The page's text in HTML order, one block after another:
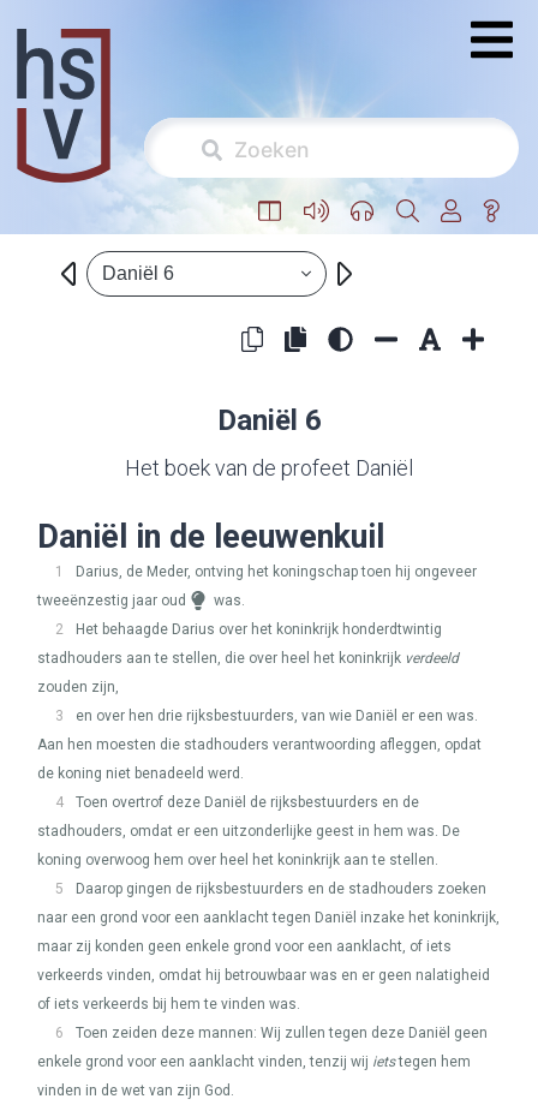
Daniël 6
Daniël 6
Het boek van de profeet Daniël
Daniël in de leeuwenkuil
1
Darius, de Meder, ontving het koningschap toen hij ongeveer
tweeënzestig jaar oud
was.
2
Het behaagde Darius over het koninkrijk honderdtwintig
stadhouders aan te stellen, die over heel het koninkrijk verdeeld
zouden zijn,
3
en over hen drie rijksbestuurders, van wie Daniël er een was.
Aan hen moesten die stadhouders verantwoording afleggen, opdat
de koning niet benadeeld werd.
4
Toen overtrof deze Daniël de rijksbestuurders en de
stadhouders, omdat er een uitzonderlijke geest in hem was. De
koning overwoog hem over heel het koninkrijk aan te stellen.
5
Daarop gingen de rijksbestuurders en de stadhouders zoeken
naar een grond voor een aanklacht tegen Daniël inzake het koninkrijk,
maar zij konden geen enkele grond voor een aanklacht, of iets
verkeerds vinden, omdat hij betrouwbaar was en er geen nalatigheid
of iets verkeerds bij hem te vinden was.
6
Toen zeiden deze mannen: Wij zullen tegen deze Daniël geen
enkele grond voor een aanklacht vinden, tenzij wij ietstegen hem
vinden in de wet van zijn God.